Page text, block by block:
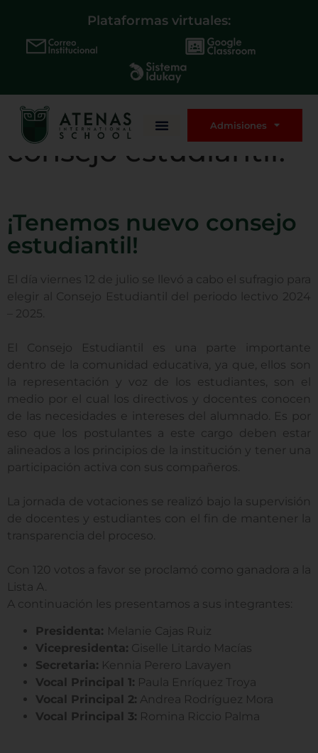
Plataformas virtuales:
Admisiones
¡Tenemos nuevo
consejo estudiantil!
¡Tenemos nuevo consejo
estudiantil!
El día viernes 12 de julio se llevó a cabo el sufragio para
elegir al Consejo Estudiantil del periodo lectivo 2024
– 2025.
El Consejo Estudiantil es una parte importante
dentro de la comunidad educativa, ya que, ellos son
la representación y voz de los estudiantes, son el
medio por el cual los directivos y docentes conocen
de las necesidades e intereses del alumnado. Es por
eso que los postulantes a este cargo deben estar
alineados a los principios de la institución y tener una
participación activa con sus compañeros.
La jornada de votaciones se realizó bajo la supervisión
de docentes y estudiantes con el fin de mantener la
transparencia del proceso.
Con 120 votos a favor se proclamó como ganadora a la
Lista A.
A continuación les presentamos a sus integrantes:
Presidenta: Melanie Cajas Ruiz
Vicepresidenta: Giselle Litardo Macías
Secretaria: Kennia Perero Lavayen
Vocal Principal 1: Paula Enríquez Troya
Vocal Principal 2: Andrea Rodríguez Mora
Vocal Principal 3: Romina Riccio Palma